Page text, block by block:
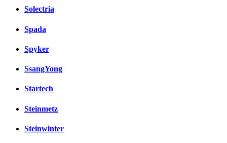
Solectria
Spada
Spyker
SsangYong
Startech
Steinmetz
Steinwinter